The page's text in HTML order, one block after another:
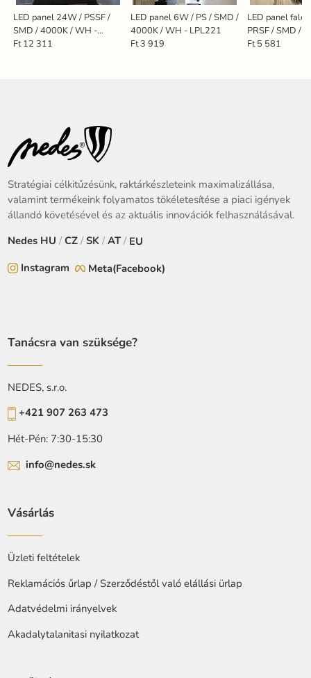
LED panel 24W / PSSF /
SMD / 4000K / WH -
LPL425
Ft 12 311
LED panel 6W / PS / SMD /
4000K / WH - LPL221
Ft 3 919
LED panel
PRSF / SMD /
4000K -
Ft 5 581
Stratégiai célkitűzésünk, raktárkészleteink maximalizállása,
valamint termékeink folyamatos tökéletesítése a piaci igények
állandó követésével és az aktuális innovációk felhasználásával.
Nedes HU /CZ /SK / AT/ EU
Instagram
Meta(Facebook)
Tanácsra van szüksége?
NEDES, s.r.o.
+421 907 263 473
Hét-Pén: 7:30-15:30
info@nedes.sk
Vásárlás
Üzleti feltételek
Reklamációs űrlap / Szerződéstől való elállási ürlap
Adatvédelmi irányelvek
Akadalytalanitasi nyilatkozat